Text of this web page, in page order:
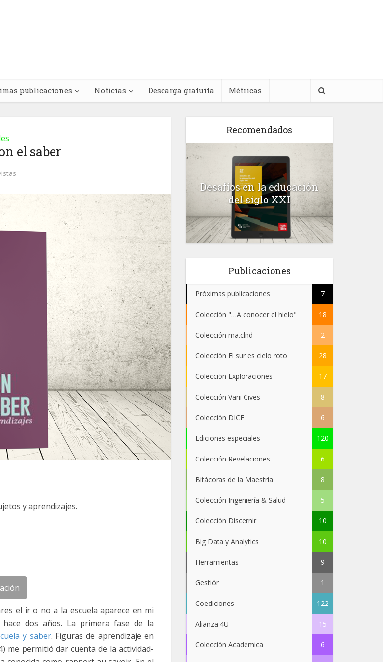
públicaciones Noticias Descarga gratuita Métricas
el saber
y aprendizajes.
el ir o no a la escuela aparece en mi
dos años. La primera fase de la
y saber. Figuras de aprendizaje en
me permitió dar cuenta de la actividad-
Recomendados
y
racismo antinegro en
América Latina y el
Caribe
Desafíos en la educación
del siglo XXI
Publicaciones
Próximas publicaciones 7
Colección "…A conocer el hielo" 18
Colección ma.clnd 2
Colección El sur es cielo roto 28
Colección Exploraciones 17
Colección Varii Cives 8
Colección DICE 6
Ediciones especiales 120
Colección Revelaciones 6
Bitácoras de la Maestría 8
Colección Ingeniería & Salud 5
Colección Discernir 10
Big Data y Analytics 10
Herramientas 9
Gestión 1
Coediciones 122
Alianza 4U 15
Colección Académica 6